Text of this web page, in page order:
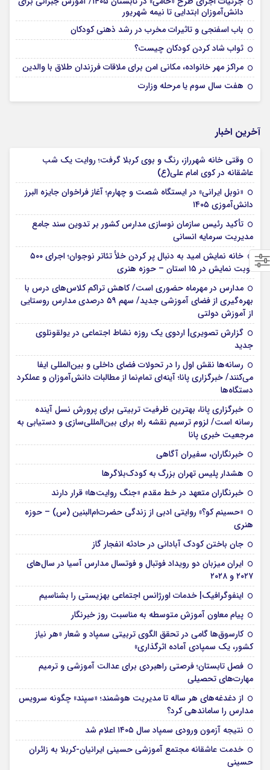
دانش‌آموزان ابتدایی تا نیمه شهریور
باب اسفنجی و تاثیرات مخرب در رشد ذهنی کودکان
ثواب شاد کردن کودکان چیست؟
مراکز مهر خانواده، مکانی امن برای ملاقات فرزندان طلاق با والدین
هفت سال سوم یا مرحله وزارت
آخرین اخبار
وقتی خانه شهرراز، رنگ و بوی کربلا گرفت؛ روایت یک شب
عاشقانه در کوی امام علی(ع)
«نوبل ایرانی» در ایستگاه شصت و چهارم؛ آغاز فراخوان جایزه البرز
دانش‌آموزی ۱۴۰۵
تأکید رئیس سازمان نوسازی مدارس کشور بر تدوین سند جامع
مدیریت سرمایه انسانی
خانه نمایش امید به دنبال پر کردن خلأ تئاتر نوجوان؛ اجرای ۵۰۰
نوبت نمایش در ۱۵ استان – حوزه هنری
مدارس در مهرماه حضوری است/ کاهش تراکم کلاس‌های درس با
بهره‌گیری از فضای آموزشی جدید/ سهم ۵۹ درصدی مدارس روستایی
از آموزش دولتی
گزارش تصویری| اردوی یک روزه نشاط اجتماعی در یولقونلوی
جدید
رسانه‌ها نقش اول را در تحولات فضای داخلی و بین‌المللی ایفا
می‌کنند/ خبرگزاری پانا؛ آینه‌ای تمام‌نما از مطالبات دانش‌آموزان و عملکرد
دستگاه‌ها
خبرگزاری پانا، بهترین ظرفیت تربیتی برای پرورش نسل آینده
رسانه است/ لزوم ترسیم نقشه راه برای بین‌المللی‌سازی و دستیابی به
مرجعیت خبری پانا
خبرنگاران، سفیران آگاهی
هشدار پلیس تهران بزرگ به کودک‌بلاگرها
خبرنگاران متعهد در خط مقدم «جنگ روایت‌ها» قرار دارند
«حسینم کو؟» روایتی ادبی از زندگی حضرت‌ام‌البنین (س) – حوزه
هنری
جان باختن کودک آبادانی در حادثه انفجار گاز
ایران میزبان دو رویداد فوتبال و فوتسال مدارس آسیا در سال‌های
۲۰۲۷ و ۲۰۲۸
اینفوگرافیک| خدمات اورژانس اجتماعی بهزیستی را بشناسیم
پیام معاون آموزش متوسطه به مناسبت روز خبرنگار
کارسوق‌ها گامی در تحقق الگوی تربیتی سمپاد و شعار «هر نیاز
کشور، یک سمپادی آماده اثرگذاری»
فصل تابستان؛ فرصتی راهبردی برای عدالت آموزشی و ترمیم
مهارت‌های تحصیلی
از دغدغه‌های هر ساله تا مدیریت هوشمند؛ «سپند» چگونه سرویس
مدارس را ساماندهی کرد؟
نتیجه آزمون ورودی سمپاد سال ۱۴۰۵ اعلام شد
خدمت عاشقانه مجتمع آموزشی‌ حسینی ایرانیان-کربلا به زائران
حسینی